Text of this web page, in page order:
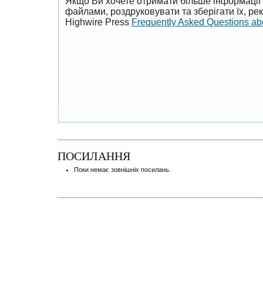
файлами, роздруковувати та зберігати їх,
Highwire Press Frequently Asked Questions
ПОСИЛАННЯ
Поки немає зовнішніх посилань.